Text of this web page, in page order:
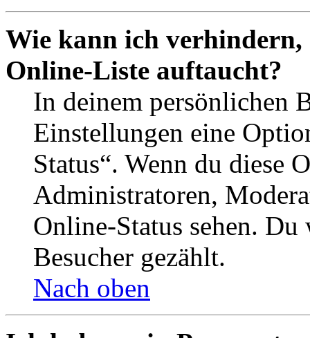
Wie kann ich verhindern,
Online-Liste auftaucht?
In deinem persönlichen
Einstellungen eine
Status“. Wenn du diese
Administratoren,
Online-Status sehen.
Besucher gezählt.
Nach oben